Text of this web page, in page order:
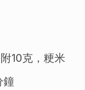
10克，粳米
鐘